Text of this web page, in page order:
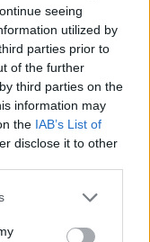
seeing
utilized by
parties prior to
of the further
third parties on the
information may
the IAB’s List of
disclose it to other
or more Google
You may click to